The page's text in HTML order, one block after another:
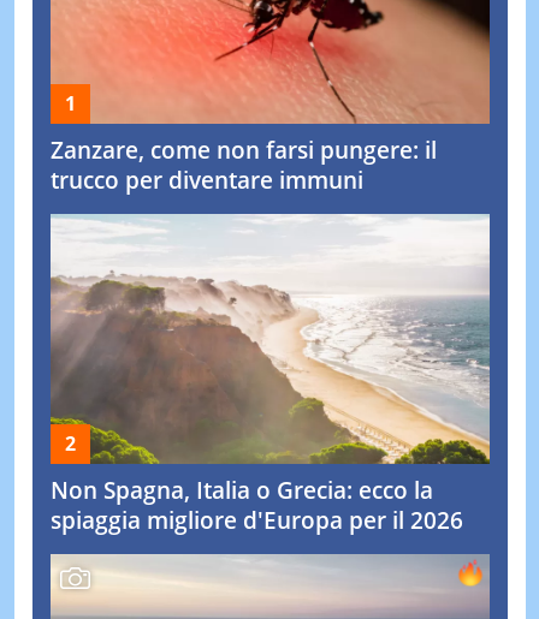
Zanzare, come non farsi pungere: il
trucco per diventare immuni
Non Spagna, Italia o Grecia: ecco la
spiaggia migliore d'Europa per il 2026